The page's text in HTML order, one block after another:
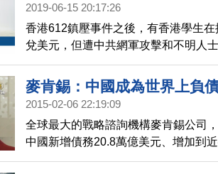
2019-06-15 20:17:26
香港612鎮壓事件之後，有香港學生
兌美元，但遭中共網軍攻擊和不明人
露心路歷程。他並爆料有中資銀行已
麥肯錫：中國成為世界上負
2015-02-06 22:19:09
全球最大的戰略諮詢機構麥肯錫公司
中國新增債務20.8萬億美元、增加到
家。